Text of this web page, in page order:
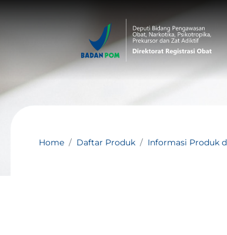
Home Daftar Produk Informasi Produk